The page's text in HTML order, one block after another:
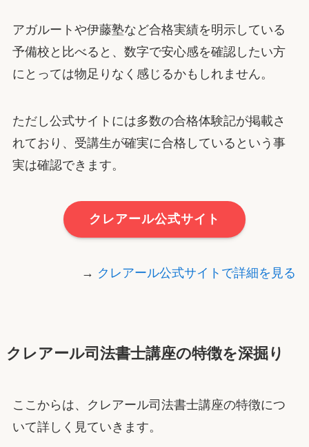
アガルートや伊藤塾など合格実績を明示している
予備校と比べると、数字で安心感を確認したい方
にとっては物足りなく感じるかもしれません。
ただし公式サイトには多数の合格体験記が掲載さ
れており、受講生が確実に合格しているという事
実は確認できます。
クレアール公式サイト
→ クレアール公式サイトで詳細を見る
クレアール司法書士講座の特徴を深掘り
ここからは、クレアール司法書士講座の特徴につ
いて詳しく見ていきます。